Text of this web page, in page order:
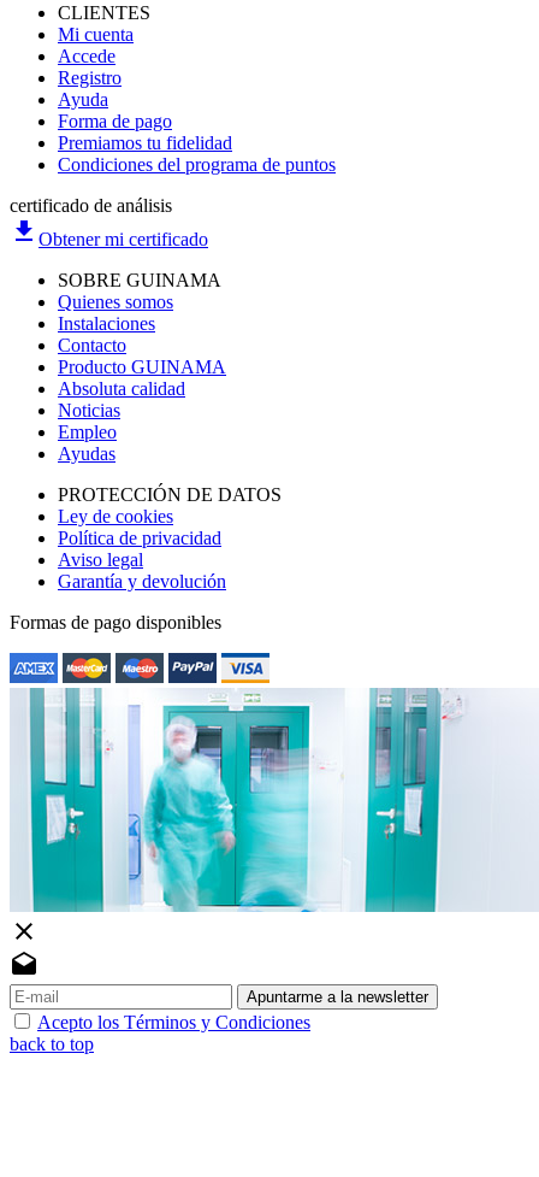
CLIENTES
Mi cuenta
Accede
Registro
Ayuda
Forma de pago
Premiamos tu fidelidad
Condiciones del programa de puntos
certificado de análisis
file_download Obtener mi certificado
SOBRE GUINAMA
Quienes somos
Instalaciones
Contacto
Producto GUINAMA
Absoluta calidad
Noticias
Empleo
Ayudas
PROTECCIÓN DE DATOS
Ley de cookies
Política de privacidad
Aviso legal
Garantía y devolución
Formas de pago disponibles
close
drafts
Apuntarme a la newsletter
Acepto los Términos y Condiciones
back to top